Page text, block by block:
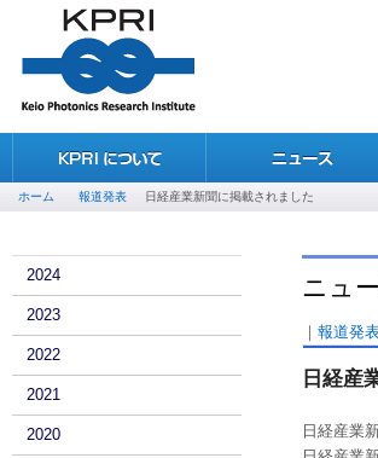
ホーム 報道発表 日経産業新聞に掲載されました
ニュ
｜ 報道発
日経産
日経産業
2024
2023
2022
2021
2020